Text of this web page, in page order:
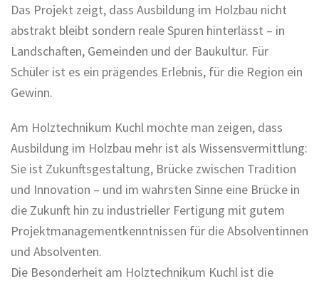
Das Projekt zeigt, dass Ausbildung im Holzbau nicht
abstrakt bleibt sondern reale Spuren hinterlässt – in
Landschaften, Gemeinden und der Baukultur. Für
Schüler ist es ein prägendes Erlebnis, für die Region ein
Gewinn.
Am Holztechnikum Kuchl möchte man zeigen, dass
Ausbildung im Holzbau mehr ist als Wissensvermittlung:
Sie ist Zukunftsgestaltung, Brücke zwischen Tradition
und Innovation – und im wahrsten Sinne eine Brücke in
die Zukunft hin zu industrieller Fertigung mit gutem
Projektmanagementkenntnissen für die Absolventinnen
und Absolventen.
Die Besonderheit am Holztechnikum Kuchl ist die